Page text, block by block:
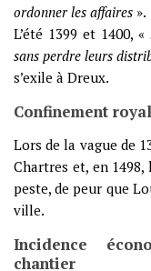
ordonner les affaires ».
L’été 1399 et 1400, «
sans perdre leurs
s’exile à Dreux.
Confinement royal
Lors de la vague de
Chartres et, en
peste, de peur que
ville.
Incidence
chantier